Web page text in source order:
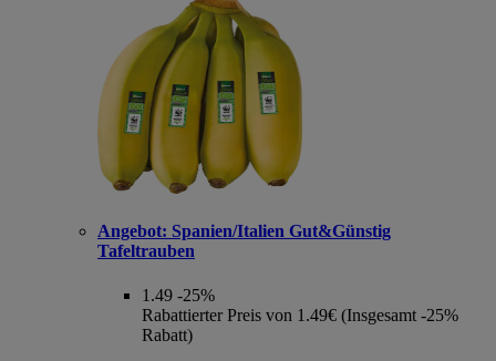
Angebot: Spanien/Italien Gut&Günstig
Tafeltrauben
1.49 -25%
Rabattierter Preis von 1.49€ (Insgesamt -25%
Rabatt)